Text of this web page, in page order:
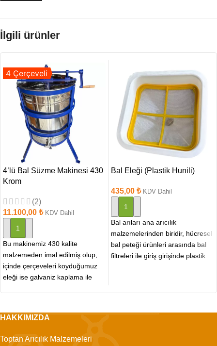
İlgili ürünler
4 Çerçeveli
4’lü Bal Süzme Makinesi 430
Krom
(2)
11.100,00 ₺ KDV Dahil
SEPETE EKLE
Bu makinemiz 430 kalite
malzemeden imal edilmiş olup,
içinde çerçeveleri koyduğumuz
eleği ise galvaniz kaplama ile
Bal Eleği (Plastik Hunili)
435,00 ₺ KDV Dahil
SEPETE EKLE
Bal arıları ana arıcılık
malzemelerinden biridir, hücresel
bal peteği ürünleri arasında bal
filtreleri ile giriş girişinde plastik
HAKKIMIZDA
Toptan Arıcılık Malzemeleri